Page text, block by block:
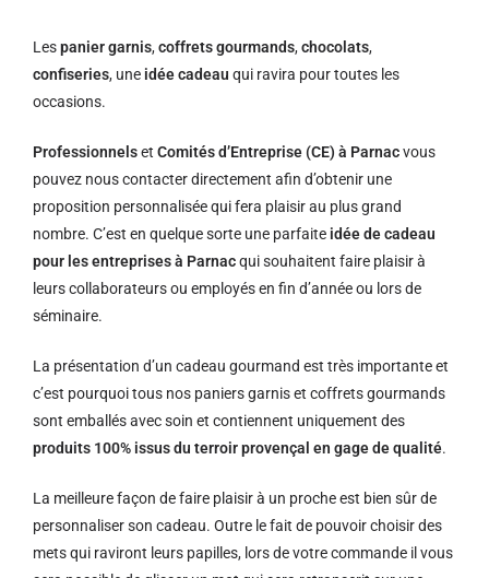
Lespanier garnis,coffrets gourmands,chocolats,
confiseries, une idée cadeau qui ravira pour toutes les
occasions.
Professionnelset Comités d’Entreprise (CE) à Parnacvous
pouvez nous contacter directement afin d’obtenir une
proposition personnalisée qui fera plaisir au plus grand
nombre. C’est en quelque sorte une parfaite idée de cadeau
pour les entreprises à Parnacqui souhaitent faire plaisir à
leurs collaborateurs ou employés en fin d’année ou lors de
séminaire.
La présentation d’un cadeau gourmand est très importante et
c’est pourquoi tous nos paniers garnis et coffrets gourmands
sont emballés avec soin et contiennent uniquement des
produits 100% issus du terroir provençal en gage de qualité.
La meilleure façon de faire plaisir à un proche est bien sûr de
personnaliser son cadeau. Outre le fait de pouvoir choisir des
mets qui raviront leurs papilles, lors de votre commande il vous